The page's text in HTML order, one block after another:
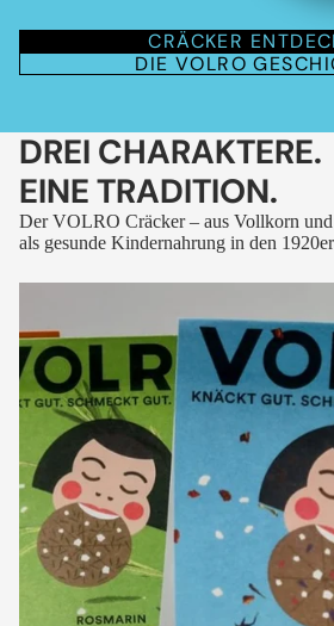
CRÄCKER
DIE VOLRO
DREI CHARAKTERE.
EINE TRADITION.
Der VOLRO Cräcker – aus Vollkorn
als gesunde Kindernahrung in den
FLEURS
DES
ALPES